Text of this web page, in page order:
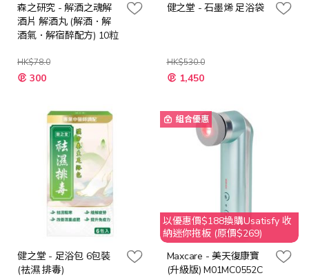
森之研究 - 解酒之魂解
酒片 解酒丸 (解酒．解
酒氣．解宿醉配方) 10粒
HK$78.0
特
殊 300
健之堂 - 石墨烯 足浴袋
HK$530.0
特
殊 1,450
健之堂 - 足浴包 6包裝
(祛濕 排毒)
組合優惠
以優惠價$188換購Usatisfy 收
納迷你拖板 (原價$269)
Maxcare - 美天復康寶
(升級版) M01MC0552C